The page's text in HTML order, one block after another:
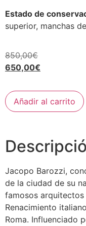
Estado de
superior, manchas
850,00€
650,00€
Añadir al carrito
Jacopo Barozzi,
de la ciudad de su
famosos
Renacimiento
Roma. Influenciado